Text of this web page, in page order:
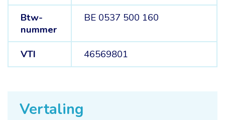
Btw-
nummer
BE 0537 500 160
VTI 46569801
Vertaling